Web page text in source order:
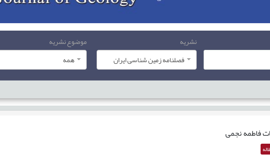
نشریه
فصلنامه زمین شناسی ایران
موضوع نشریه
همه
فاطمه نجمی